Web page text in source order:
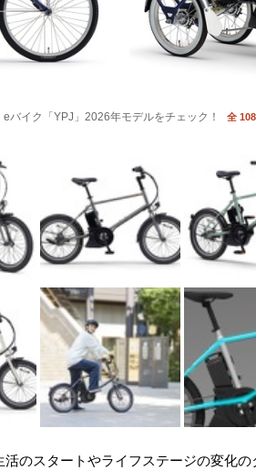
バイク「YPJ」2026年モデルをチェック！ 全
のスタートやライフステージの変化